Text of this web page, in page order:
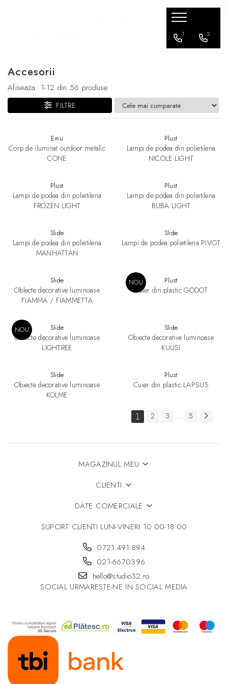
Canapele
Comode
Console TV
Fotolii
Masute de cafea
Mese
Scaune bar
Fotolii
Canapele
Mese
Ghivece de flori
Lampadare
Lampi suspendate
Plafoniere
Veioze
1 2
Accesorii
Afiseaza: 1-12 din 56 produse
FILTRE
Emu
Corp de iluminat outdoor metalic
CONE
Plust
Lampi de podea din polietilena
NICOLE LIGHT
Plust
Lampi de podea din polietilena
FROZEN LIGHT
Plust
Lampi de podea din polietilena
BUBA LIGHT
Slide
Lampi de podea din polietilena
MANHATTAN
Slide
Lampi de podea polietilena PIVOT
Slide
Oblecte decorative luminoase
FIAMMA / FIAMMETTA
NOU Plust
Cuier din plastic GODOT
NOU Slide
Oblecte decorative luminoase
LIGHTREE
Slide
Obiecte decorative luminoase
KUUSI
Slide
Obiecte decorative luminoase
KOLME
Plust
Cuier din plastic LAPSUS
1 2 3 ... 5
MAGAZINUL MEU
CLIENTI
DATE COMERCIALE
SUPORT CLIENTI LUNI-VINERI 10.00-18.00
0721.491.894
021-6670396
hello@studio32.ro
SOCIAL URMARESTE-NE IN SOCIAL MEDIA